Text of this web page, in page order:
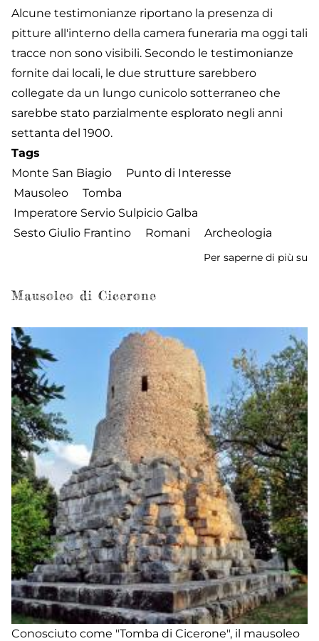
Alcune testimonianze riportano la presenza di
pitture all'interno della camera funeraria ma oggi tali
tracce non sono visibili. Secondo le testimonianze
fornite dai locali, le due strutture sarebbero
collegate da un lungo cunicolo sotterraneo che
sarebbe stato parzialmente esplorato negli anni
settanta del 1900.
Tags
Monte San Biagio
Punto di Interesse
Mausoleo
Tomba
Imperatore Servio Sulpicio Galba
Sesto Giulio Frantino
Romani Archeologia
Per saperne di più su
Mausoleo di Cicerone
Conosciuto come "Tomba di Cicerone", il mausoleo